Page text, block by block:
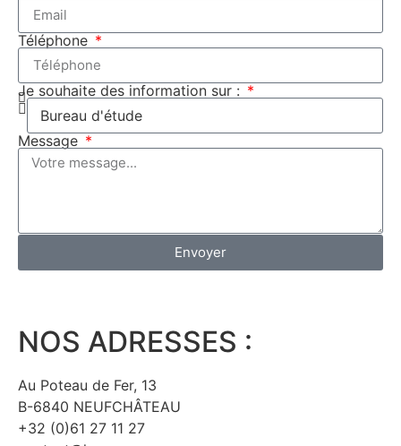
Téléphone
Je souhaite des information sur :
Message
Envoyer
NOS ADRESSES :
Au Poteau de Fer, 13
B-6840 NEUFCHÂTEAU
+32 (0)61 27 11 27